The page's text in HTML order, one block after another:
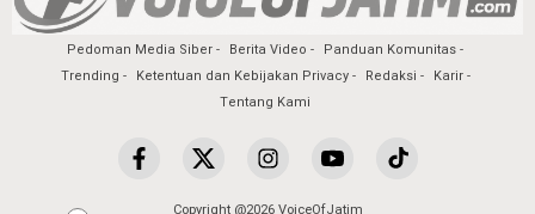
Pedoman Media Siber Berita Video
Panduan Komunitas
Trending
Ketentuan dan Kebijakan Privacy Redaksi
Karir
Tentang Kami
Copyright @2026 VoiceOfJatim